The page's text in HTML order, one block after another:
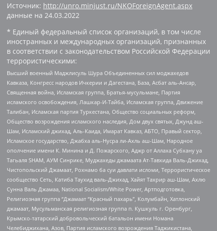
Источник: http://unro.minjust.ru/NKOForeignAgent.aspx
данные на 24.03.2022
* Единый федеральный список организаций, в том числе
иностранных и международных организаций, признанных
в соответствии с законодательством Российской Федерации
террористическими:
Высший военный Маджлисуль Шура Объединенных сил моджахедов
Кавказа, Конгресс народов Ичкерии и Дагестана, База, Асбат аль-Ансар,
Священная война, Исламская группа, Братья-мусульмане, Партия
исламского освобождения, Лашкар-И-Тайба, Исламская группа, Движение
Талибан, Исламская партия Туркестана, Общество социальных реформ,
Общество возрождения исламского наследия, Дом двух святых, Джунд аш-
Шам, Исламский джихад, Аль-Каида, Имарат Кавказ, АБТО, Правый сектор,
Исламское государство, Джабха аль-Нусра ли-Ахль аш-Шам, Народное
ополчение имени К. Минина и Д. Пожарского, Аджр от Аллаха Субхану уа
Тагьаля SHAM, АУМ Синрике, Муджахеды джамаата Ат-Тавхида Валь-Джихад,
Чистопольский Джамаат, Рохнамо ба суи давлати исломи, Террористическое
сообщество Сеть, Катиба Таухид валь-Джихад, Хайят Тахрир аш-Шам, Ахлю
Сунна Валь Джамаа, National Socialism/White Power, Артподготовка,
Религиозная группа “Джамаат “Красный пахарь”, Колумбайн, Хатлонский
джамаат, Мусульманская религиозная группа п. Кушкуль г. Оренбург,
Крымско-татарский добровольческий батальон имени Номана
Челебиджихана, Азов, Партия исламского возрождения Таджикистана,